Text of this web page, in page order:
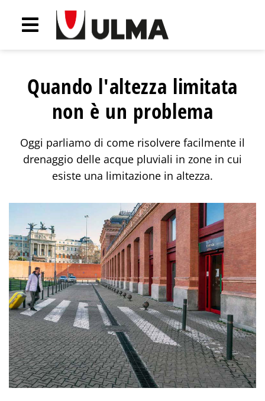
Quando l'altezza limitata
non è un problema
Oggi parliamo di come risolvere facilmente il
drenaggio delle acque pluviali in zone in cui
esiste una limitazione in altezza.